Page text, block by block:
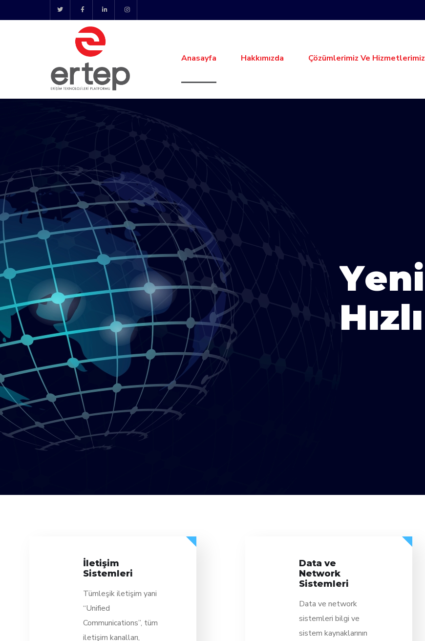
Anasayfa Hakkımızda Çözümlerimiz Ve Hizmetlerimiz
Yeni
Hızlı
İletişim
Sistemleri
Tümleşik iletişim yani
“Unified
Communications”, tüm
iletişim kanalları,
Data ve
Network
Sistemleri
Data ve network
sistemleri bilgi ve
sistem kaynaklarının